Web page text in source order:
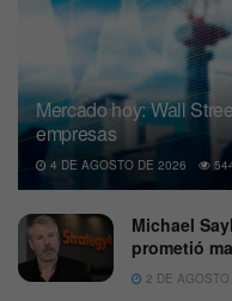
Mercado hoy: Wall
empresas
4 DE AGOSTO DE 2026
Michael
prometió
2 DE